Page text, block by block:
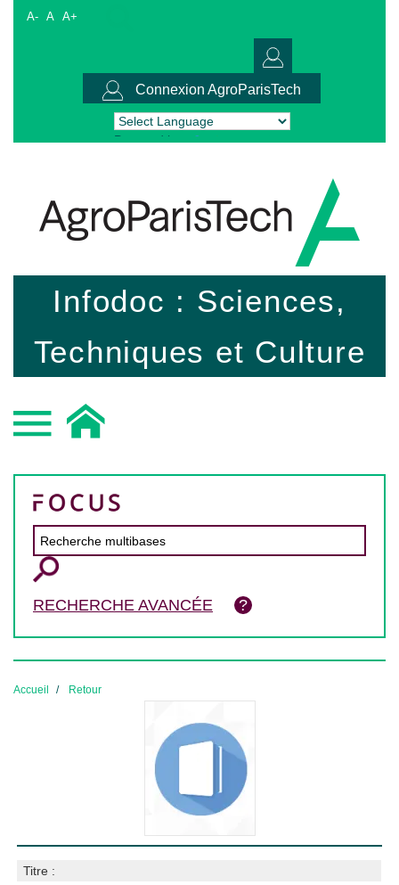
A- A A+
Connexion AgroParisTech
Powered by Translate
Infodoc : Sciences,
Techniques et Culture
RECHERCHE AVANCÉE
Accueil Retour
Titre :